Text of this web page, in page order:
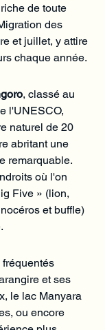
de toute
des
et juillet, y attire
chaque année.
, classé au
l'UNESCO,
naturel de 20
abritant une
remarquable.
où l'on
Five » (lion,
et buffle)
et ses
le lac Manyara
ou encore